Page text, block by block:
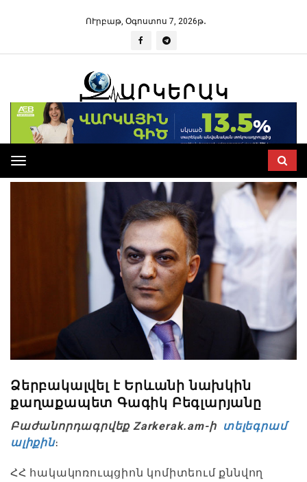
ՈՒրբաթ, Օգոստոս 7, 2026թ․
Toggle
navigation
Ձերբակալվել է Երևանի նախկին
քաղաքապետ Գագիկ Բեգլարյանը
Բաժանորդագրվեք Zarkerak.am-ի տելեգրամ
ալիքին։
ՀՀ հակակոռուպցիոն կոմիտեում քննվող